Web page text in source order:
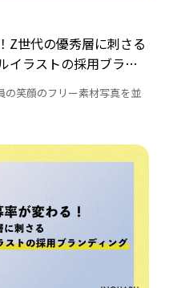
Z世代の優秀層に刺さる
イラストの採用ブラン
の笑顔のフリー素材写真を並